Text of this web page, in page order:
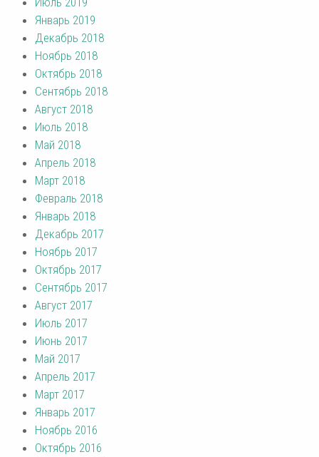
Январь 2019
Декабрь 2018
Ноябрь 2018
Октябрь 2018
Сентябрь 2018
Август 2018
Июль 2018
Май 2018
Апрель 2018
Март 2018
Февраль 2018
Январь 2018
Декабрь 2017
Ноябрь 2017
Октябрь 2017
Сентябрь 2017
Август 2017
Июль 2017
Июнь 2017
Май 2017
Апрель 2017
Март 2017
Январь 2017
Ноябрь 2016
Октябрь 2016